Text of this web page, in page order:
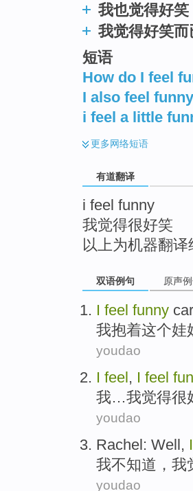
我也觉得好笑
我觉得好笑而
短语
How do I feel
I also feel funny
i feel a little
更多网络短语
有道翻译
i feel funny
我觉得很好笑
以上为机器翻
双语例句 原声
I feel funny
我抱着这个娃
youdao
I feel, I feel
我…我觉得很
youdao
Rachel: Well, I
我不知道 ，我
youdao